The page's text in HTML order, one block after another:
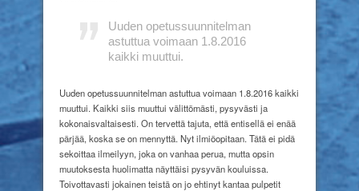
Uuden opetussuunnitelman
astuttua voimaan 1.8.2016
kaikki muuttui.
Uuden opetussuunnitelman astuttua voimaan 1.8.2016 kaikki
muuttui. Kaikki siis muuttui välittömästi, pysyvästi ja
kokonaisvaltaisesti. On tervettä tajuta, että entisellä ei enää
pärjää, koska se on mennyttä. Nyt ilmiöopitaan. Tätä ei pidä
sekoittaa ilmeilyyn, joka on vanhaa perua, mutta opsin
muutoksesta huolimatta näyttäisi pysyvän kouluissa.
Toivottavasti jokainen teistä on jo ehtinyt kantaa pulpetit